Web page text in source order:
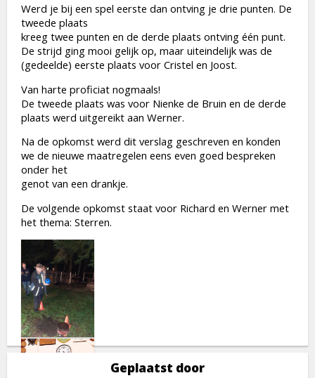
Werd je bij een spel eerste dan ontving je drie punten. De
tweede plaats
kreeg twee punten en de derde plaats ontving één punt.
De strijd ging mooi gelijk op, maar uiteindelijk was de
(gedeelde) eerste plaats voor Cristel en Joost.
Van harte proficiat nogmaals!
De tweede plaats was voor Nienke de Bruin en de derde
plaats werd uitgereikt aan Werner.
Na de opkomst werd dit verslag geschreven en konden
we de nieuwe maatregelen eens even goed bespreken
onder het
genot van een drankje.
De volgende opkomst staat voor Richard en Werner met
het thema: Sterren.
Geplaatst door